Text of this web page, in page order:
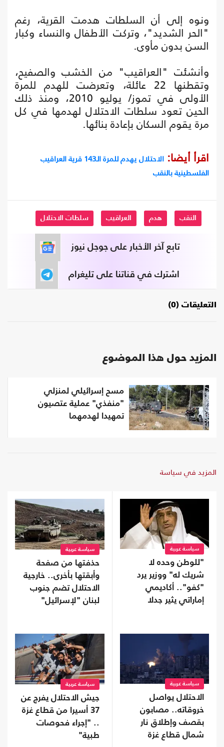
ونوه إلى أن السلطات هدمت القرية، رغم
"الحر الشديد"، وتركت الأطفال والنساء وكبار
السن بدون مأوى.
وأنشئت "العراقيب" من الخشب والصفيح،
وتقطنها 22 عائلة، وتعرضت للهدم للمرة
الأولى في تموز/ يوليو 2010، ومنذ ذلك
الحين تعود سلطات الاحتلال لهدمها في كل
مرة يقوم السكان بإعادة بنائها.
اقرأ أيضا:
الاحتلال يهدم للمرة الـ143 قرية العراقيب
الفلسطينية بالنقب
النقب هدم العراقيب سلطات الاحتلال
تابع آخر الأخبار على جوجل نيوز
اشترك في قناتنا على تليغرام
التعليقات (0)
المزيد حول هذا الموضوع
مسح إسرائيلي لمنزلي
"منفذي" عملية عتصيون
تمهيدا لهدمهما
المزيد في سياسة
سياسة عربية
"للوطن وحده لا
شريك له" ووزير يرد
"كفو".. أكاديمي
إماراتي يثير جدلا
سياسة عربية
حذفتها من صفحة
وأبقتها بأخرى.. خارجية
الاحتلال تضم جنوب
لبنان "لإسرائيل"
سياسة عربية
الاحتلال يواصل
خروقاته.. مصابون
بقصف وإطلاق نار
شمال قطاع غزة
سياسة عربية
جيش الاحتلال يفرج عن
37 أسيرا من قطاع غزة
.. "إجراء فحوصات
طبية"